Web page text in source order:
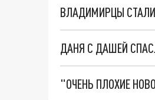
ВЛАДИМИРЦЫ
ДАНЯ С ДАШЕЙ